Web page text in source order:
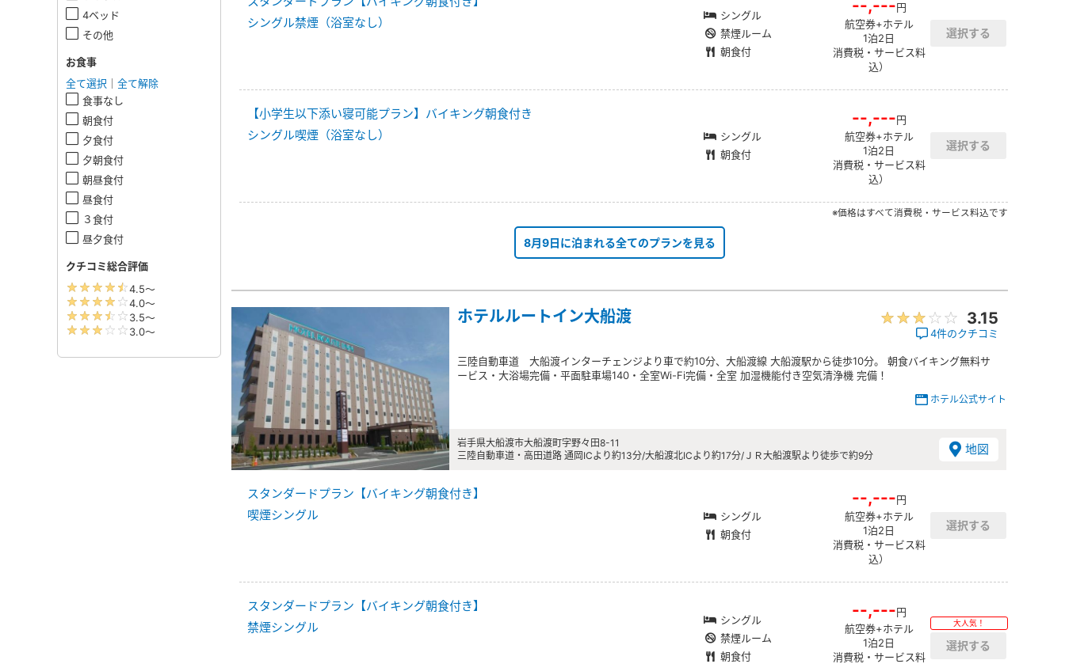
4ベッド
その他
お食事
全て選択
全て解除
食事なし
朝食付
夕食付
夕朝食付
朝昼食付
昼食付
３食付
昼夕食付
クチコミ総合評価
シングル禁煙（浴室なし）
シングル
禁煙ルーム
朝食付
--,---円
航空券+ホテル
1泊2日
消費税・サービス料
込）
【小学生以下添い寝可能プラン】バイキング朝食付き
シングル喫煙（浴室なし）
シングル
朝食付
--,---円
航空券+ホテル
1泊2日
消費税・サービス料
込）
※価格はすべて消費税・サービス料込です
8月9日に泊まれる全てのプランを見る
ホテルルートイン大船渡 3.15
4件のクチコミ
三陸自動車道 大船渡インターチェンジより車で約10分、大船渡線 大船渡駅から徒歩10分。 朝食バイキング無料サ
ービス・大浴場完備・平面駐車場140・全室Wi-Fi完備・全室 加湿機能付き空気清浄機 完備！
ホテル公式サイト
岩手県大船渡市大船渡町字野々田8-11
三陸自動車道・高田道路 通岡ICより約13分/大船渡北ICより約17分/ＪＲ大船渡駅より徒歩で約9分
地図
スタンダードプラン【バイキング朝食付き】
喫煙シングル
シングル
朝食付
--,---円
航空券+ホテル
1泊2日
消費税・サービス料
込）
スタンダードプラン【バイキング朝食付き】
禁煙シングル
シングル
禁煙ルーム
朝食付
--,---円
航空券+ホテル
1泊2日
消費税・サービス料
大人気！